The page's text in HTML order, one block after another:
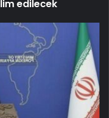
edilecek